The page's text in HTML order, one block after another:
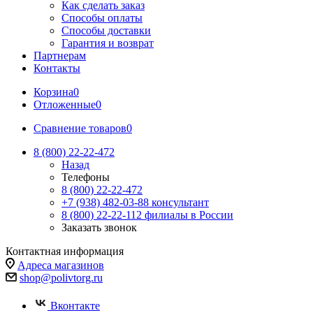
Как сделать заказ
Способы оплаты
Способы доставки
Гарантия и возврат
Партнерам
Контакты
Корзина0
Отложенные0
Сравнение товаров0
8 (800) 22-22-472
Назад
Телефоны
8 (800) 22-22-472
+7 (938) 482-03-88 консультант
8 (800) 22-22-112 филиалы в России
Заказать звонок
Контактная информация
Адреса магазинов
shop@polivtorg.ru
Вконтакте